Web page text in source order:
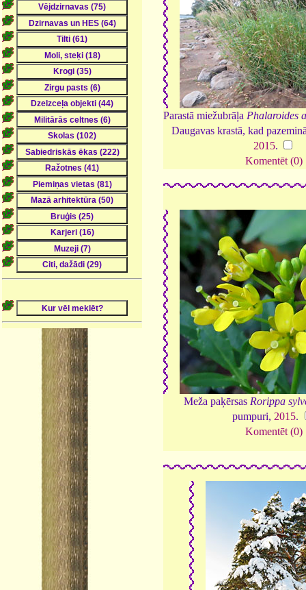
Parastā miežubrāļa Phalaroides
Daugavas krastā, kad
2015.
Komentēt (0)
Meža paķērsas Rorippa
pumpuri, 2015.
Komentēt (0)